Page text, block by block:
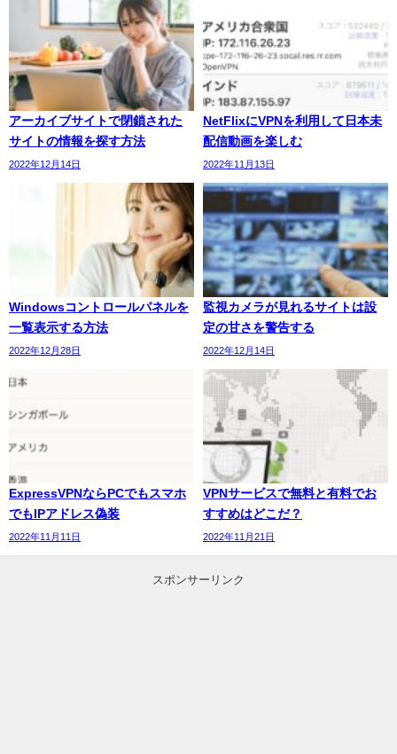
アーカイブサイトで閉鎖された
サイトの情報を探す方法
2022年12月14日
NetFlixにVPNを利用して日本未
配信動画を楽しむ
2022年11月13日
Windowsコントロールパネルを
一覧表示する方法
2022年12月28日
監視カメラが見れるサイトは設
定の甘さを警告する
2022年12月14日
ExpressVPNならPCでもスマホ
でもIPアドレス偽装
2022年11月11日
VPNサービスで無料と有料でお
すすめはどこだ？
2022年11月21日
スポンサーリンク